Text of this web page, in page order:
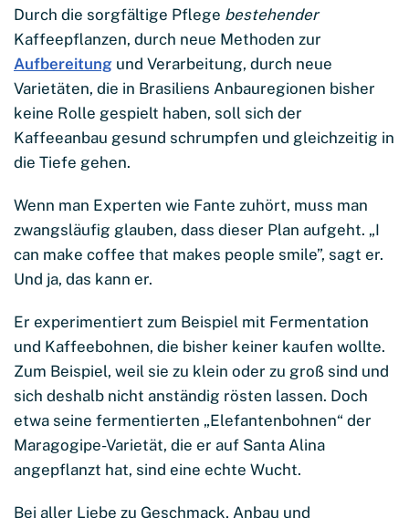
Durch die sorgfältige Pflege bestehender
Kaffeepflanzen, durch neue Methoden zur
Aufbereitung und Verarbeitung, durch neue
Varietäten, die in Brasiliens Anbauregionen bisher
keine Rolle gespielt haben, soll sich der
Kaffeeanbau gesund schrumpfen und gleichzeitig in
die Tiefe gehen.
Wenn man Experten wie Fante zuhört, muss man
zwangsläufig glauben, dass dieser Plan aufgeht. „I
can make coffee that makes people smile”, sagt er.
Und ja, das kann er.
Er experimentiert zum Beispiel mit Fermentation
und Kaffeebohnen, die bisher keiner kaufen wollte.
Zum Beispiel, weil sie zu klein oder zu groß sind und
sich deshalb nicht anständig rösten lassen. Doch
etwa seine fermentierten „Elefantenbohnen“ der
Maragogipe-Varietät, die er auf Santa Alina
angepflanzt hat, sind eine echte Wucht.
Bei aller Liebe zu Geschmack, Anbau und